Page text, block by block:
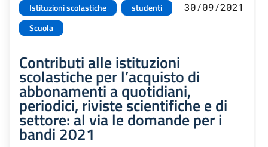
Istituzioni scolastiche
studenti
Scuola
30/09/2021
Contributi alle istituzioni
scolastiche per l’acquisto di
abbonamenti a quotidiani,
periodici, riviste scientifiche e di
settore: al via le domande per i
bandi 2021